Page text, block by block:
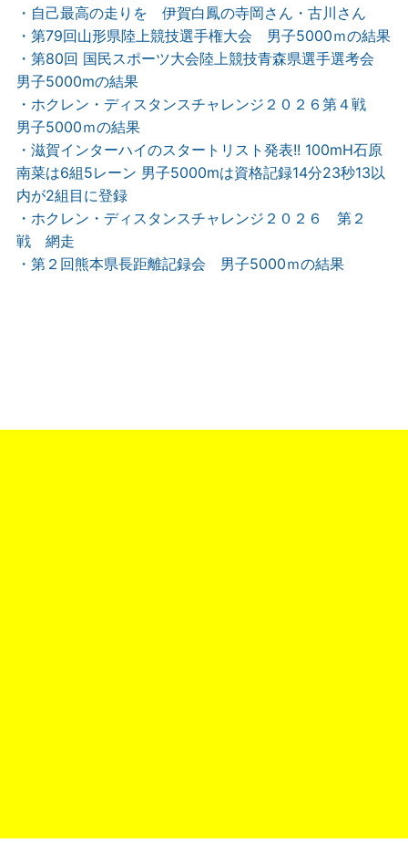
・自己最高の走りを 伊賀白鳳の寺岡さん・古川さん
・第79回山形県陸上競技選手権大会 男子5000ｍの結果
・第80回 国民スポーツ大会陸上競技青森県選手選考会
男子5000mの結果
・ホクレン・ディスタンスチャレンジ２０２６第４戦
男子5000ｍの結果
・滋賀インターハイのスタートリスト発表!! 100mH石原
南菜は6組5レーン 男子5000mは資格記録14分23秒13以
内が2組目に登録
・ホクレン・ディスタンスチャレンジ２０２６ 第２
戦 網走
・第２回熊本県長距離記録会 男子5000ｍの結果